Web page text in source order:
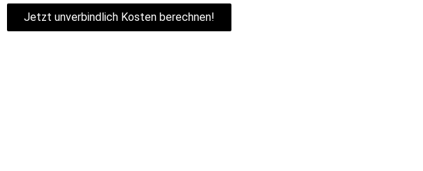
Jetzt unverbindlich Kosten berechnen!